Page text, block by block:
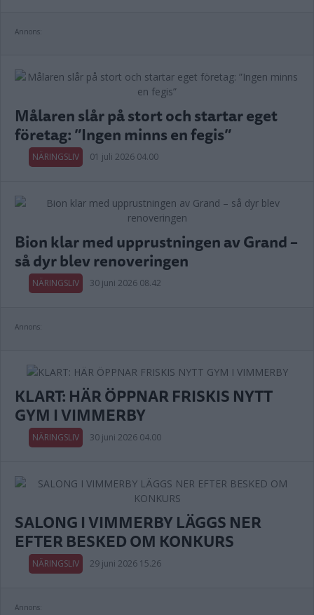
Annons:
Målaren slår på stort och startar eget
företag: ”Ingen minns en fegis”
NÄRINGSLIV 01 juli 2026 04.00
Bion klar med upprustningen av Grand –
så dyr blev renoveringen
NÄRINGSLIV 30 juni 2026 08.42
Annons:
KLART: HÄR ÖPPNAR FRISKIS NYTT
GYM I VIMMERBY
NÄRINGSLIV 30 juni 2026 04.00
SALONG I VIMMERBY LÄGGS NER
EFTER BESKED OM KONKURS
NÄRINGSLIV 29 juni 2026 15.26
Annons: